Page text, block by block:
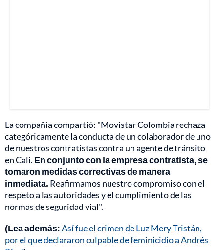
La compañía compartió: "Movistar Colombia rechaza
categóricamente la conducta de un colaborador de uno
de nuestros contratistas contra un agente de tránsito
en Cali. En conjunto con la empresa contratista, se
tomaron medidas correctivas de manera
inmediata. Reafirmamos nuestro compromiso con el
respeto a las autoridades y el cumplimiento de las
normas de seguridad vial".
(Lea además:Así fue el crimen de Luz Mery Tristán,
por el que declararon culpable de feminicidio a Andrés